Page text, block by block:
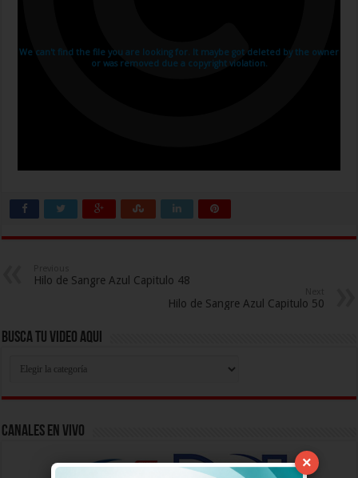
Hilo de Sangre Azul Capitulo 48
Hilo de Sangre Azul Capitulo 50
Busca Tu Video Aqui
Aqui
Canales En Vivo
×